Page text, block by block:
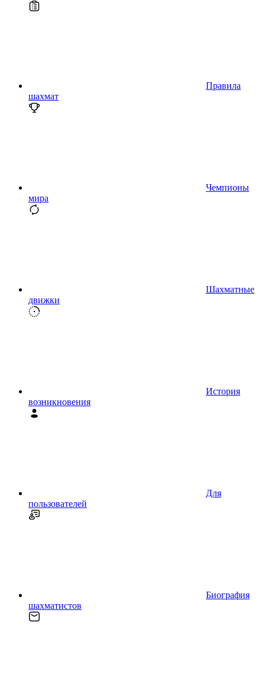
Правила
шахмат
Чемпионы
мира
Шахматные
движки
История
возникновения
Для
пользователей
Биография
шахматистов